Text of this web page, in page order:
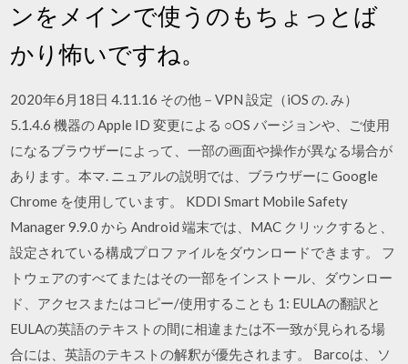
ンをメインで使うのもちょっとば
かり怖いですね。
2020年6月18日 4.11.16 その他－VPN 設定（iOS の. み）
5.1.4.6 機器の Apple ID 変更による ○OS バージョンや、ご使用
になるブラウザーによって、一部の画面や操作が異なる場合が
あります。本マ. ニュアルの説明では、ブラウザーに Google
Chrome を使用しています。 KDDI Smart Mobile Safety
Manager 9.9.0 から Android 端末では、MAC クリックすると、
設定されている構成プロファイルをダウンロードできます。 フ
トウェアのすべてまたはその一部をインストール、ダウンロー
ド、アクセスまたはコピー/使用することも 1: EULAの翻訳と
EULAの英語のテキストの間に相違または不一致が見られる場
合には、英語のテキストの解釈が優先されます。 Barcoは、ソ